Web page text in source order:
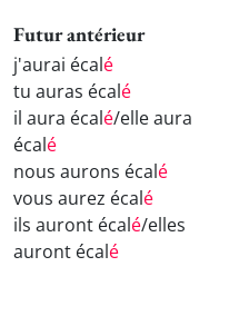
Futur antérieur
j'aurai écalé
tu auras écalé
il aura écalé/elle aura
écalé
nous aurons écalé
vous aurez écalé
ils auront écalé/elles
auront écalé